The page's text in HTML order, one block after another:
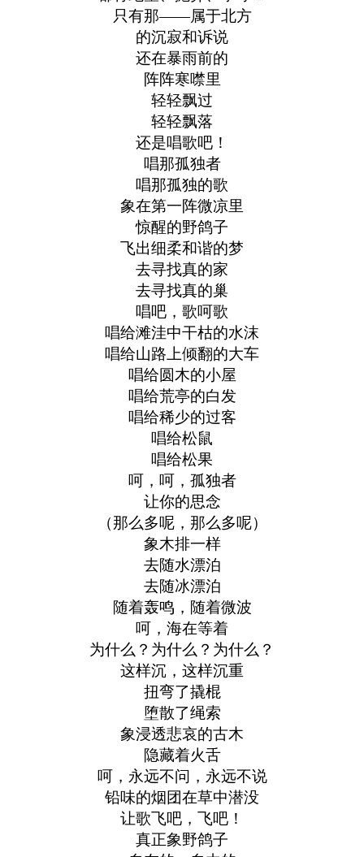
只有那——属于北方
的沉寂和诉说
还在暴雨前的
阵阵寒噤里
轻轻飘过
轻轻飘落
还是唱歌吧！
唱那孤独者
唱那孤独的歌
象在第一阵微凉里
惊醒的野鸽子
飞出细柔和谐的梦
去寻找真的家
去寻找真的巢
唱吧，歌呵歌
唱给滩洼中干枯的水沫
唱给山路上倾翻的大车
唱给圆木的小屋
唱给荒亭的白发
唱给稀少的过客
唱给松鼠
唱给松果
呵，呵，孤独者
让你的思念
（那么多呢，那么多呢）
象木排一样
去随水漂泊
去随冰漂泊
随着轰鸣，随着微波
呵，海在等着
为什么？为什么？为什么？
这样沉，这样沉重
扭弯了撬棍
堕散了绳索
象浸透悲哀的古木
隐藏着火舌
呵，永远不问，永远不说
铅味的烟团在草中潜没
让歌飞吧，飞吧！
真正象野鸽子